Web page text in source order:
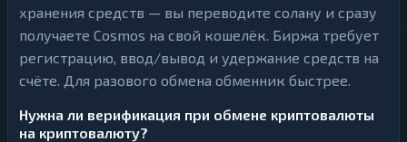
хранения средств — вы переводите солану и сразу
получаете Cosmos на свой кошелёк. Биржа требует
регистрацию, ввод/вывод и удержание средств на
счёте. Для разового обмена обменник быстрее.
Нужна ли верификация при обмене криптовалюты
на криптовалюту?